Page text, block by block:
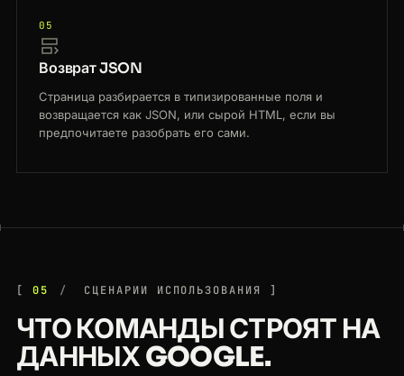
05
Возврат JSON
Страница разбирается в типизированные поля и
возвращается как JSON, или сырой HTML, если вы
предпочитаете разобрать его сами.
05 СЦЕНАРИИ ИСПОЛЬЗОВАНИЯ
ЧТО КОМАНДЫ СТРОЯТ НА
ДАННЫХ GOOGLE.